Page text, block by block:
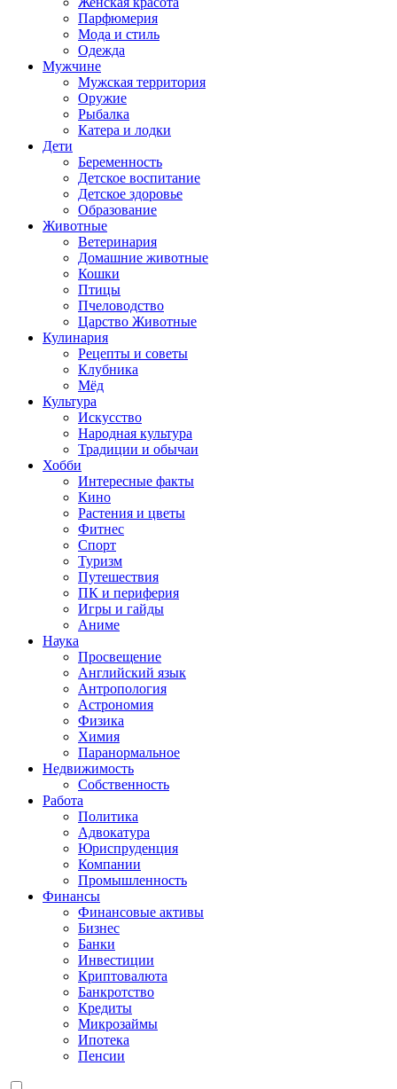
Парфюмерия
Мода и стиль
Одежда
Мужчине
Мужская территория
Оружие
Рыбалка
Катера и лодки
Дети
Беременность
Детское воспитание
Детское здоровье
Образование
Животные
Ветеринария
Домашние животные
Кошки
Птицы
Пчеловодство
Царство Животные
Кулинария
Рецепты и советы
Клубника
Мёд
Культура
Искусство
Народная культура
Традиции и обычаи
Хобби
Интересные факты
Кино
Растения и цветы
Фитнес
Спорт
Туризм
Путешествия
ПК и периферия
Игры и гайды
Аниме
Наука
Просвещение
Английский язык
Антропология
Астрономия
Физика
Химия
Паранормальное
Недвижимость
Собственность
Работа
Политика
Адвокатура
Юриспруденция
Компании
Промышленность
Финансы
Финансовые активы
Бизнес
Банки
Инвестиции
Криптовалюта
Банкротство
Кредиты
Микрозаймы
Ипотека
Пенсии